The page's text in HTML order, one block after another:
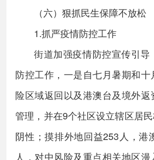
（六）狠抓民生保障不放松
1.抓严疫情防控工作
街道加强疫情防控宣传引
防控工作，一是自七月暑期和
险区域返回以及港澳台及境外
管理，并在9个社区设立辖区居
阴性；摸排外地回益253人，港
人，对中风险及重点相关地区